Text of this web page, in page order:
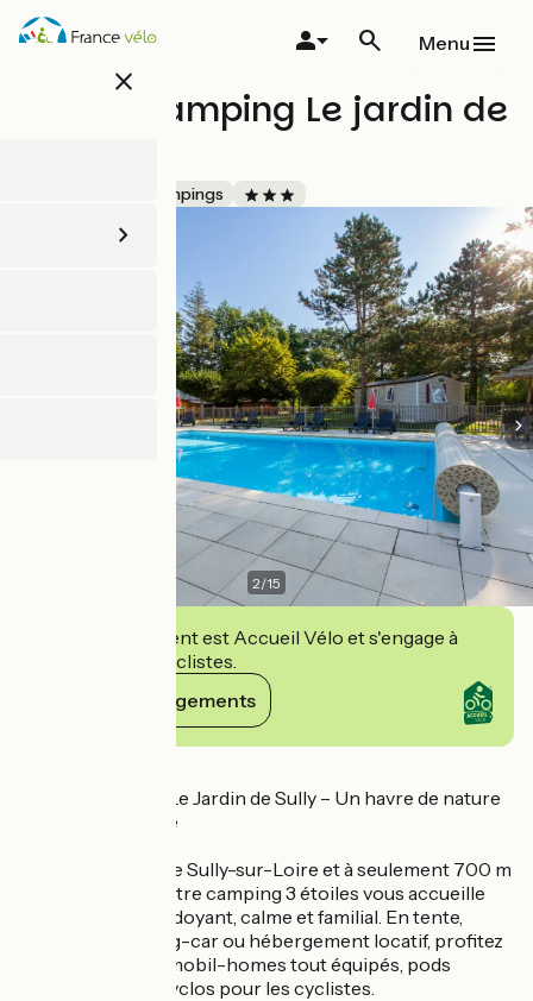
Aller
au
close
Menu
Flower camping Le jardin de
Campings
2/15
Cet établissement est Accueil Vélo et s'engage à
accueillir des cyclistes.
Voir ses engagements
Flower Camping Le Jardin de Sully – Un havre de nature
au bord de la Loire
Face au château de Sully-sur-Loire et à seulement 700 m
du centre-ville, notre camping 3 étoiles vous accueille
dans un cadre verdoyant, calme et familial. En tente,
caravane, camping-car ou hébergement locatif, profitez
d’un large choix : mobil-homes tout équipés, pods
insolites ou abricyclos pour les cyclistes.